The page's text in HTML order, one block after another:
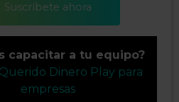
Suscríbete ahora
capacitar a tu equipo?
Dinero Play para
empresas